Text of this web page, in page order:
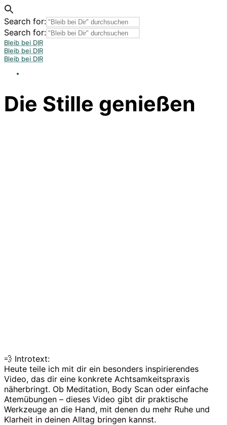
Search for:
Search for:
Bleib bei DIR
Bleib bei DIR
Bleib bei DIR
Die Stille genießen
💨 Introtext:
Heute teile ich mit dir ein besonders inspirierendes
Video, das dir eine konkrete Achtsamkeitspraxis
näherbringt. Ob Meditation, Body Scan oder einfache
Atemübungen – dieses Video gibt dir praktische
Werkzeuge an die Hand, mit denen du mehr Ruhe und
Klarheit in deinen Alltag bringen kannst.